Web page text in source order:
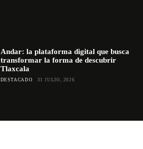
Andar: la plataforma digital que busca
transformar la forma de descubrir
Tlaxcala
DESTACADO 31 JULIO, 2026